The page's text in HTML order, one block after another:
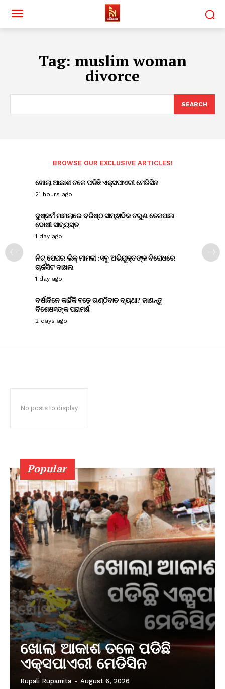
Tag: muslim woman
divorce
SEARCH
BROWSE OUR EXCLUSIVE ARTICLES!
ଖୋଲା ଆକାଶ ତଳେ ପଡିଛି ଏକ୍ସପାଏରୀ ମେଡିସିନ
21 hours ago
ଦୁଷ୍କର୍ମ ମାମଲାରେ ବରିଷ୍ଠ ସାମ୍ଵାଦିକ ତରୁଣ ତେଜପାଲ
ଦୋଷୀ ସାବ୍ୟସ୍ତ
1 day ago
ନିଟ୍ ପେପର ଲିକ୍ ମାମଲା :ସବୁ ଅଭିଯୁକ୍ତଙ୍କ ବିରୋଧରେ
ଚାର୍ଜସିଟ ଦାଖଲ
1 day ago
ବର୍ଷାଦିନେ କାହିଁକି ବଢ଼େ ଗଣ୍ଠିବାତ ବ୍ୟଥା? ଜାଣନ୍ତୁ
ବିଶେଷଜ୍ଞଙ୍କ ପରାମର୍ଶ
2 days ago
No posts to display
Popular
ଖୋଲା ଆକାଶ ତଳେ ପଡିଛି
ଏକ୍ସପାଏରୀ ମେଡିସିନ
Rupali Rupamita - August 6, 2026